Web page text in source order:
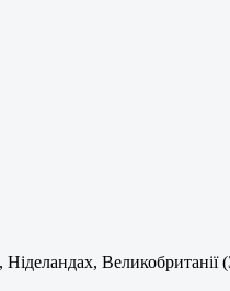
Великобританії